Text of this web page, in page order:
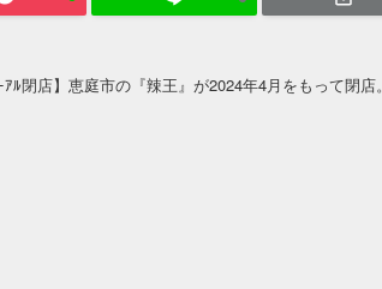
ｰｱﾙ閉店】恵庭市の『辣王』が2024年4月をもって閉店。